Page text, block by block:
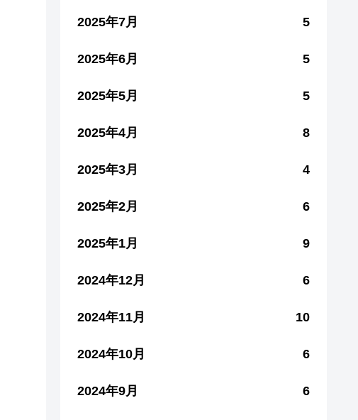
2025年7月 5
2025年6月 5
2025年5月 5
2025年4月 8
2025年3月 4
2025年2月 6
2025年1月 9
2024年12月 6
2024年11月 10
2024年10月 6
2024年9月 6